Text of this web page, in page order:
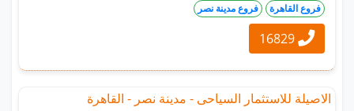
فروع القاهرة فروع مدينة نصر
الاصيلة للاستثمار السياحى - مدينة نصر - القاهرة